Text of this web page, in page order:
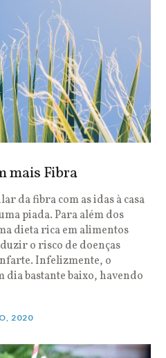
mais Fibra
da fibra com as idas à casa
piada. Para além dos
dieta rica em alimentos
o risco de doenças
Infelizmente, o
dia bastante baixo, havendo
2020